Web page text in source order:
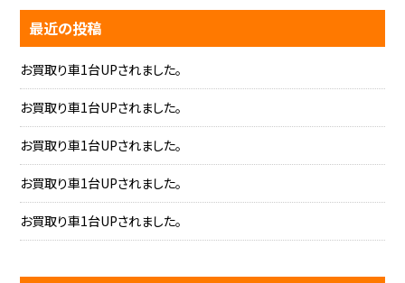
最近の投稿
お買取り車1台UPされました。
お買取り車1台UPされました。
お買取り車1台UPされました。
お買取り車1台UPされました。
お買取り車1台UPされました。